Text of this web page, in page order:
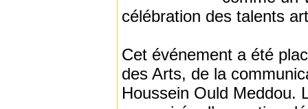
célébration des talents
Cet événement a été
des Arts, de la
Houssein Ould Meddou.